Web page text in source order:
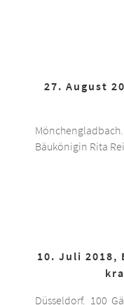
27. August
Bäukönigin Rita
10. Juli 2018,
Düsseldorf. 100